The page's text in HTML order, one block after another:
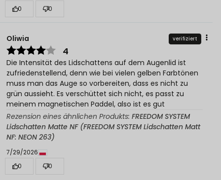
0
0
Oliwia verifiziert
4
Die Intensität des Lidschattens auf dem Augenlid ist
zufriedenstellend, denn wie bei vielen gelben Farbtönen
muss man das Auge so vorbereiten, dass es nicht zu
grün aussieht. Es verschüttet sich nicht, es passt zu
meinem magnetischen Paddel, also ist es gut
Rezension eines ähnlichen Produkts: FREEDOM SYSTEM
Lidschatten Matte NF (FREEDOM SYSTEM Lidschatten Matt
NF: NEON 263)
7/29/2026
0
0